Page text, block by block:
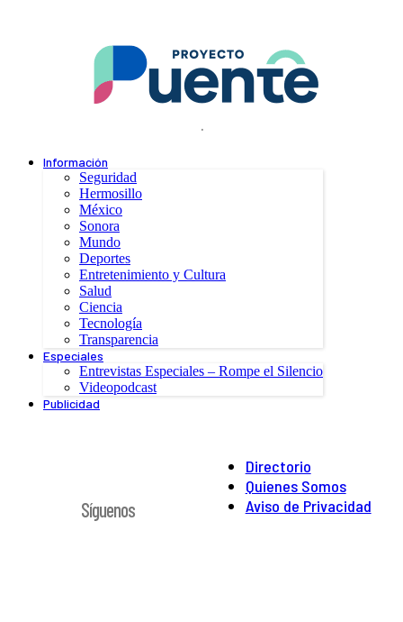
.
Información
Seguridad
Hermosillo
México
Sonora
Mundo
Deportes
Entretenimiento y Cultura
Salud
Ciencia
Tecnología
Transparencia
Especiales
Entrevistas Especiales – Rompe el Silencio
Videopodcast
Publicidad
Directorio
Quienes Somos
Aviso de Privacidad
Síguenos